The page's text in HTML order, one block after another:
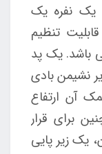
یک نفره یک
تنظیم
باشد. یک پد
نشیمن بادی
آن ارتفاع
برای قرار
یک زیر پایی